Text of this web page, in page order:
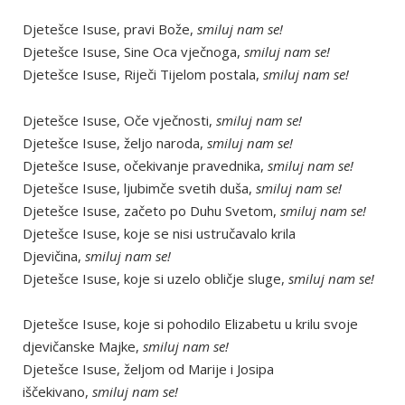
Djetešce Isuse, pravi Bože, smiluj nam se!
Djetešce Isuse, Sine Oca vječnoga, smiluj nam se!
Djetešce Isuse, Riječi Tijelom postala, smiluj nam se!
Djetešce Isuse, Oče vječnosti, smiluj nam se!
Djetešce Isuse, željo naroda, smiluj nam se!
Djetešce Isuse, očekivanje pravednika, smiluj nam se!
Djetešce Isuse, ljubimče svetih duša, smiluj nam se!
Djetešce Isuse, začeto po Duhu Svetom, smiluj nam se!
Djetešce Isuse, koje se nisi ustručavalo krila
Djevičina, smiluj nam se!
Djetešce Isuse, koje si uzelo obličje sluge, smiluj nam se!
Djetešce Isuse, koje si pohodilo Elizabetu u krilu svoje
djevičanske Majke, smiluj nam se!
Djetešce Isuse, željom od Marije i Josipa
iščekivano, smiluj nam se!